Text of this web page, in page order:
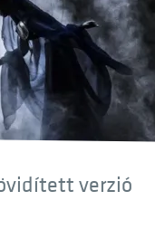
verzió